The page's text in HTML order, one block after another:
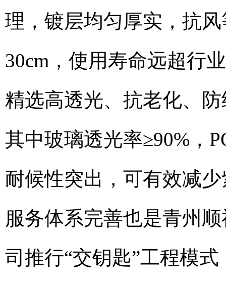
理，镀层均匀厚实，抗
30cm，使用寿命远超行
精选高透光、抗老化、
其中玻璃透光率≥90%，
耐候性突出，可有效减
服务体系完善也是青州
司推行“交钥匙”工程模